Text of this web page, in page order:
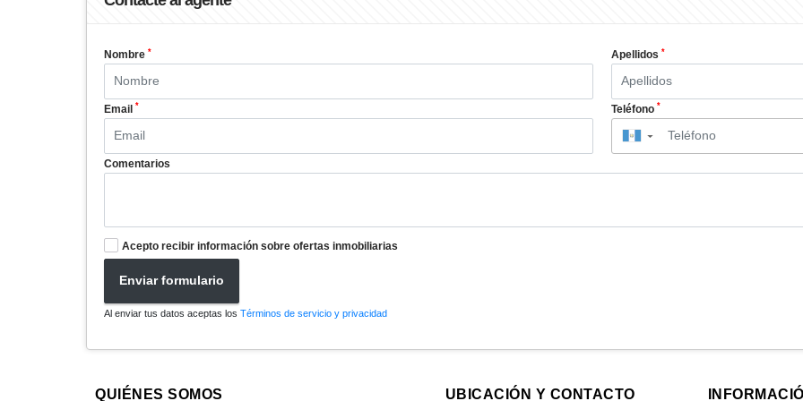
Nombre * Apellidos *
Email * Teléfono *
▼
Comentarios
Acepto recibir información sobre ofertas inmobiliarias
Enviar formulario
Al enviar tus datos aceptas los Términos de servicio y privacidad
QUIÉNES SOMOS UBICACIÓN Y CONTACTO